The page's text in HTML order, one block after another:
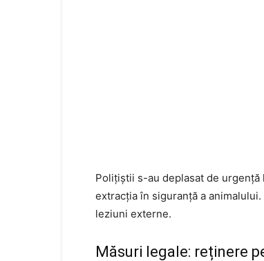
Polițiștii s-au deplasat de
extracția în siguranță a
leziuni externe.
Măsuri legale: reținere